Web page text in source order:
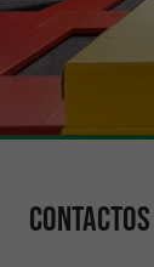
Contactos